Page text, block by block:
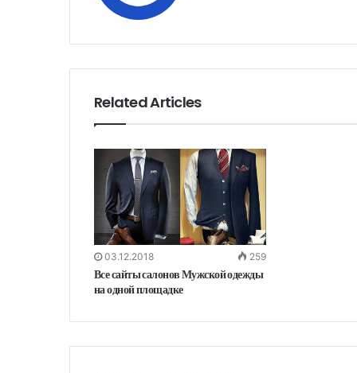
Related Articles
03.12.2018 259
Все сайты салонов Мужской одежды
на одной площадке